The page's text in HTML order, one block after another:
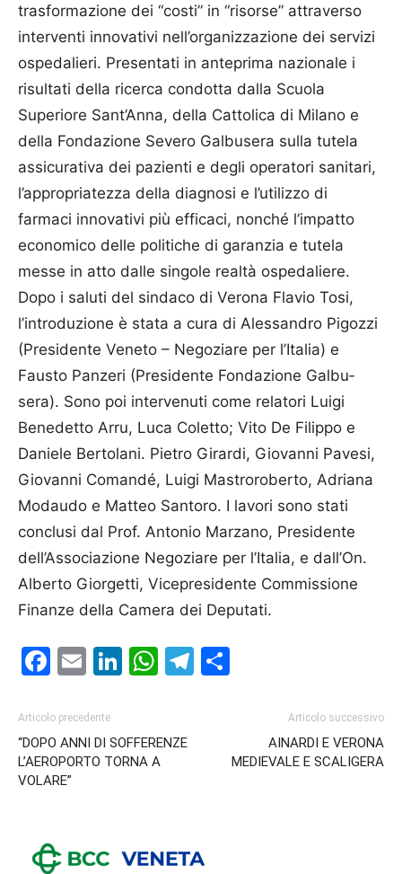
trasformazione dei “costi” in “risorse” attraverso
interventi innovativi nell’organizzazione dei servizi
ospedalieri. Presentati in anteprima nazionale i
risultati della ricerca condotta dalla Scuola
Superiore Sant’Anna, della Cattolica di Milano e
della Fondazione Severo Galbusera sulla tutela
assicurativa dei pazienti e degli operatori sanitari,
l’appropriatezza della diagnosi e l’utilizzo di
farmaci innovativi più efficaci, nonché l’impatto
economico delle politiche di garanzia e tutela
messe in atto dalle singole realtà ospedaliere.
Dopo i saluti del sindaco di Verona Flavio Tosi,
l’introduzione è stata a cura di Alessandro Pigozzi
(Presi­dente Veneto – Negoziare per l’Italia) e
Fausto Panzeri (Presi­dente Fonda­zione Galbu­
sera). Sono poi intervenuti come relatori Luigi
Benedetto Arru, Luca Coletto; Vito De Filippo e
Daniele Bertolani. Pietro Girardi, Giovanni Pavesi,
Giovanni Comandé, Luigi Ma­stro­roberto, Adriana
Mo­daudo e Matteo Santoro. I lavori sono stati
conclusi dal Prof. Antonio Marzano, Presidente
dell’Asso­cia­zione Negoziare per l’Italia, e dall’On.
Alberto Giorgetti, Vice­presidente Commissione
Finanze della Camera dei Deputati.
Facebook
EmailLinkedIn
WhatsApp
Telegram
Articolo precedente
“DOPO ANNI DI SOFFERENZE
L’AEROPORTO TORNA A
VOLARE”
Articolo successivo
AINARDI E VERONA
MEDIEVALE E SCALIGERA